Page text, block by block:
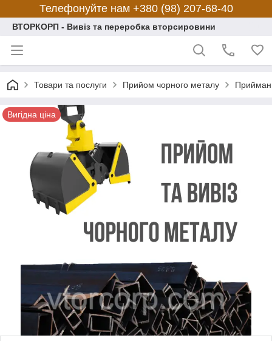
Телефонуйте нам +380 (98) 207-68-40
ВТОРКОРП - Вивіз та переробка вторсировини
Товари та послуги Прийом чорного металу
Вигідна ціна